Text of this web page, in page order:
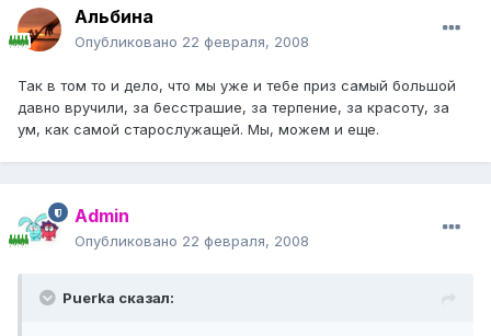
Альбина
Опубликовано 22 февраля, 2008
Так в том то и дело, что мы уже и тебе приз самый большой
давно вручили, за бесстрашие, за терпение, за красоту, за
ум, как самой старослужащей. Мы, можем и еще.
Admin
Опубликовано 22 февраля, 2008
Puerka сказал: